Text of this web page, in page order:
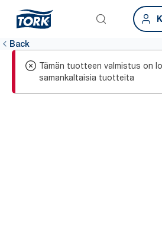
Back
Tämän tuotteen valmistus on
samankaltaisia tuotteita